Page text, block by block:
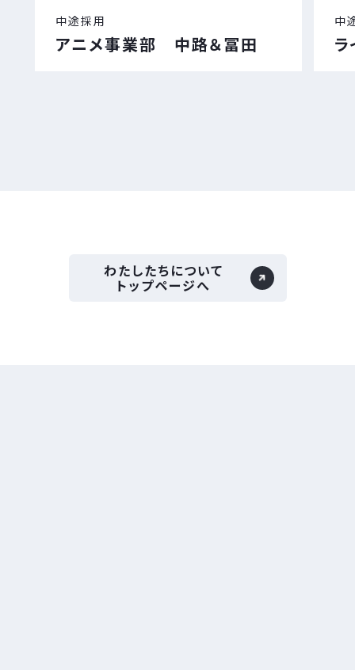
中途採用
アニメ事業部 中路＆冨田
中
わたしたちについて
トップページへ